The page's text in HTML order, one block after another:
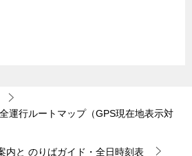
運行ルートマップ（GPS現在地表示対
内と のりばガイド・全日時刻表